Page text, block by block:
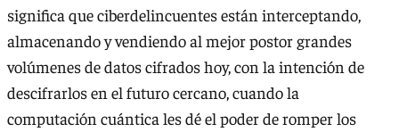
significa que ciberdelincuentes están interceptando,
almacenando y vendiendo al mejor postor grandes
volúmenes de datos cifrados hoy, con la intención de
descifrarlos en el futuro cercano, cuando la
computación cuántica les dé el poder de romper los